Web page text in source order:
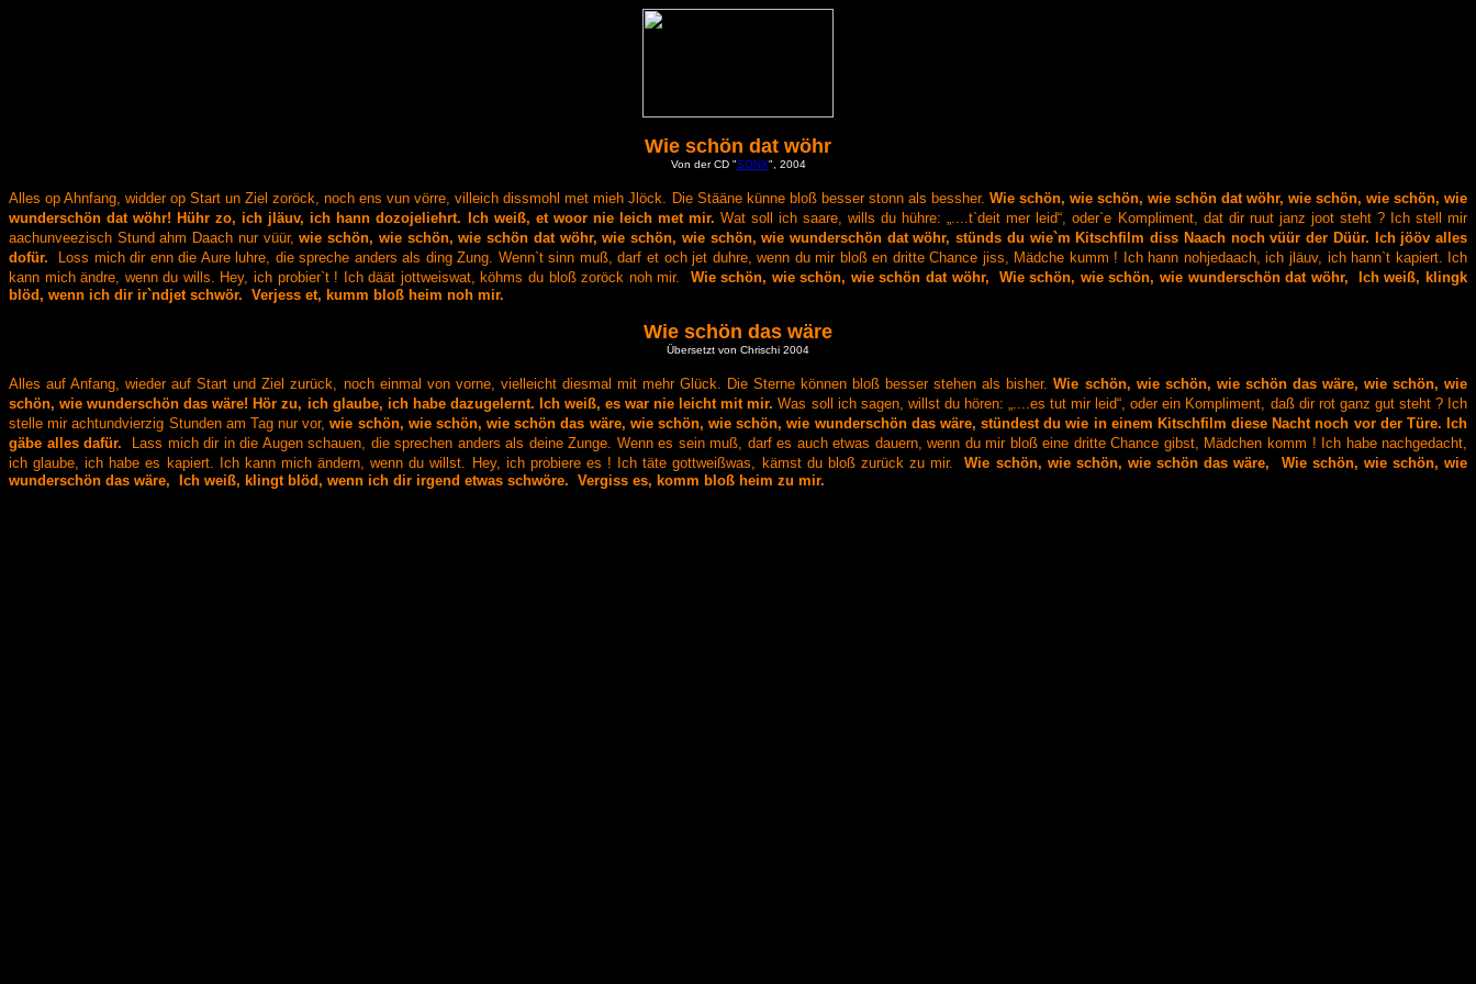
Wie schön dat wöhr
Von der CD "SONX", 2004
Alles op Ahnfang, widder op Start un Ziel zoröck, noch ens vun vörre, villeich dissmohl met mieh Jlöck. Die Stääne künne bloß besser stonn als bessher. Wie schön, wie schön, wie schön dat wöhr, wie schön, wie schön, wie
wunderschön dat wöhr! Hühr zo, ich jläuv, ich hann dozojeliehrt. Ich weiß, et woor nie leich met mir. Wat soll ich saare, wills du hühre: „....t`deit mer leid“, oder`e Kompliment, dat dir ruut janz joot steht ?
Ich stell mir
aachunveezisch Stund ahm Daach nur vüür, wie schön, wie schön, wie schön dat wöhr, wie schön, wie schön, wie wunderschön dat wöhr, stünds du wie`m Kitschfilm diss Naach noch vüür der Düür.
Ich jööv alles
dofür.
Loss mich dir enn die Aure luhre, die spreche anders als ding Zung. Wenn`t sinn muß, darf et och jet duhre, wenn du mir bloß en dritte Chance jiss, Mädche kumm ! Ich hann nohjedaach, ich jläuv, ich hann`t kapiert. Ich
kann mich ändre, wenn du wills. Hey, ich probier`t !
Ich däät jottweiswat, köhms du bloß zoröck noh mir. Wie schön, wie schön, wie schön dat wöhr, Wie schön, wie schön, wie wunderschön dat wöhr,
Ich weiß, klingk
blöd, wenn ich dir ir`ndjet schwör. Verjess et, kumm bloß heim noh mir.
Wie schön das wäre
Übersetzt von Chrischi 2004
Alles auf Anfang, wieder auf Start und Ziel zurück, noch einmal von vorne, vielleicht diesmal mit mehr Glück. Die Sterne können bloß besser stehen als bisher. Wie schön, wie schön, wie schön das wäre, wie schön, wie
schön, wie wunderschön das wäre! Hör zu, ich glaube, ich habe dazugelernt. Ich weiß, es war nie leicht mit mir. Was soll ich sagen, willst du hören: „....es tut mir leid“, oder ein Kompliment, daß dir rot ganz gut steht ? Ich
stelle mir achtundvierzig Stunden am Tag nur vor, wie schön, wie schön, wie schön das wäre, wie schön, wie schön, wie wunderschön das wäre, stündest du wie in einem Kitschfilm diese Nacht noch vor der Türe. Ich
gäbe alles dafür.
Lass mich dir in die Augen schauen, die sprechen anders als deine Zunge. Wenn es sein muß, darf es auch etwas dauern, wenn du mir bloß eine dritte Chance gibst, Mädchen komm ! Ich habe nachgedacht,
ich glaube, ich habe es kapiert.
Ich kann mich ändern, wenn du willst. Hey, ich probiere es ! Ich täte gottweißwas, kämst du bloß zurück zu mir. Wie schön, wie schön, wie schön das wäre,
Wie schön, wie schön, wie
wunderschön das wäre,
Ich weiß, klingt blöd, wenn ich dir irgend etwas schwöre. Vergiss es, komm bloß heim zu mir.